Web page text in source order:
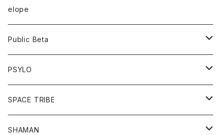
長袖Tシャツ
フーディー
パンツ
シューズ
服飾雑貨
トップス
ボトム
ワンピース
オールインワン
シューズ
elope
Public Beta
半袖Tシャツ
フーディー
長袖Tシャツ
PSYLO
トップス
ボトム
SPACE TRIBE
Tシャツ
SHAMAN